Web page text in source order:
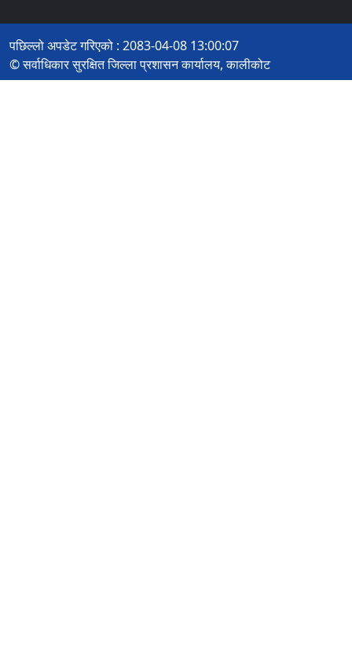
पछिल्लो अपडेट गरिएको : 2083-04-08 13:00:07
© सर्वाधिकार सुरक्षित जिल्ला प्रशासन कार्यालय, कालीकोट